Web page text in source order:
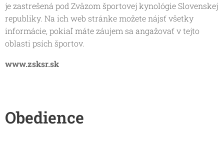
je zastrešená pod Zväzom športovej kynológie Slovenskej
republiky. Na ich web stránke možete nájsť všetky
informácie, pokiaľ máte záujem sa angažovať v tejto
oblasti psích športov.
www.zsksr.sk
Obedience